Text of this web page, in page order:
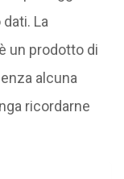
La
un prodotto di
alcuna
ricordarne